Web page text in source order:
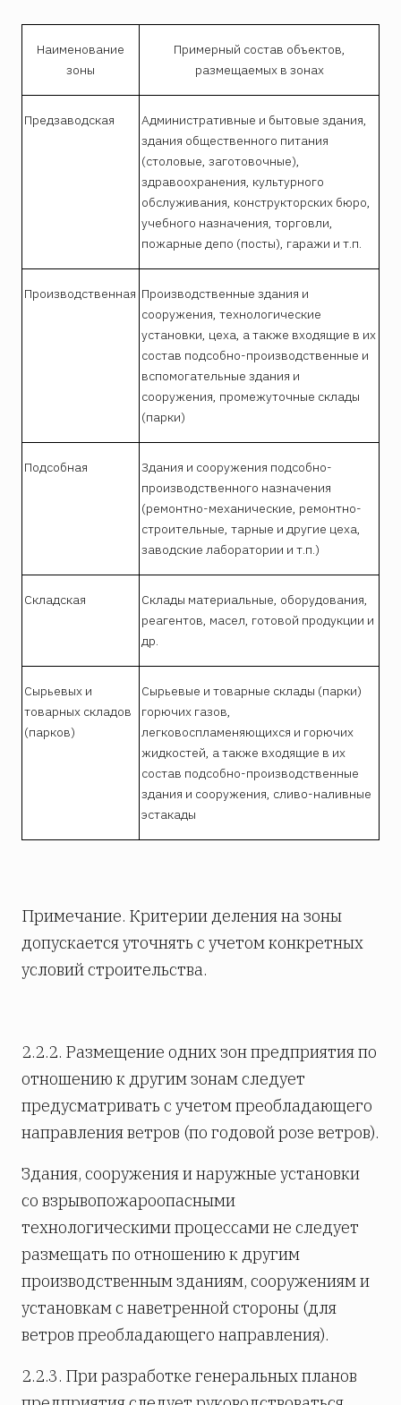
Наименование
зоны
Примерный состав объектов,
размещаемых в зонах
Предзаводская
Административные и бытовые здания,
здания общественного питания
(столовые, заготовочные),
здравоохранения, культурного
обслуживания, конструкторских бюро,
учебного назначения, торговли,
пожарные депо (посты), гаражи и т.п.
Производственная Производственные здания и
сооружения, технологические
установки, цеха, а также входящие в их
состав подсобно-производственные и
вспомогательные здания и
сооружения, промежуточные склады
(парки)
Подсобная
Здания и сооружения подсобно-
производственного назначения
(ремонтно-механические, ремонтно-
строительные, тарные и другие цеха,
заводские лаборатории и т.п.)
Складская
Склады материальные, оборудования,
реагентов, масел, готовой продукции и
др.
Сырьевых и
товарных складов
(парков)
Сырьевые и товарные склады (парки)
горючих газов,
легковоспламеняющихся и горючих
жидкостей, а также входящие в их
состав подсобно-производственные
здания и сооружения, сливо-наливные
эстакады
Примечание. Критерии деления на зоны
допускается уточнять с учетом конкретных
условий строительства.
2.2.2. Размещение одних зон предприятия по
отношению к другим зонам следует
предусматривать с учетом преобладающего
направления ветров (по годовой розе ветров).
Здания, сооружения и наружные установки
со взрывопожароопасными
технологическими процессами не следует
размещать по отношению к другим
производственным зданиям, сооружениям и
установкам с наветренной стороны (для
ветров преобладающего направления).
2.2.3. При разработке генеральных планов